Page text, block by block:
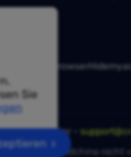
Vision Browser
Experten unter -
in Festlandchina nicht
Sie